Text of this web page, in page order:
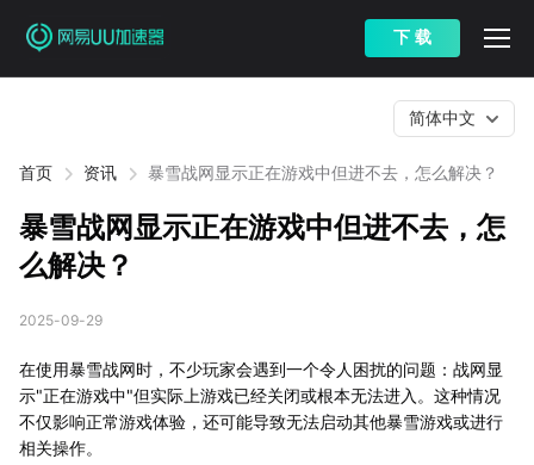
下 载
首页 资讯 暴雪战网显示正在游戏中但进不去，怎么解决？
简体中文
暴雪战网显示正在游戏中但进不去，怎
么解决？
2025-09-29
在使用暴雪战网时，不少玩家会遇到一个令人困扰的问题：战网显
示"正在游戏中"但实际上游戏已经关闭或根本无法进入。这种情况
不仅影响正常游戏体验，还可能导致无法启动其他暴雪游戏或进行
相关操作。